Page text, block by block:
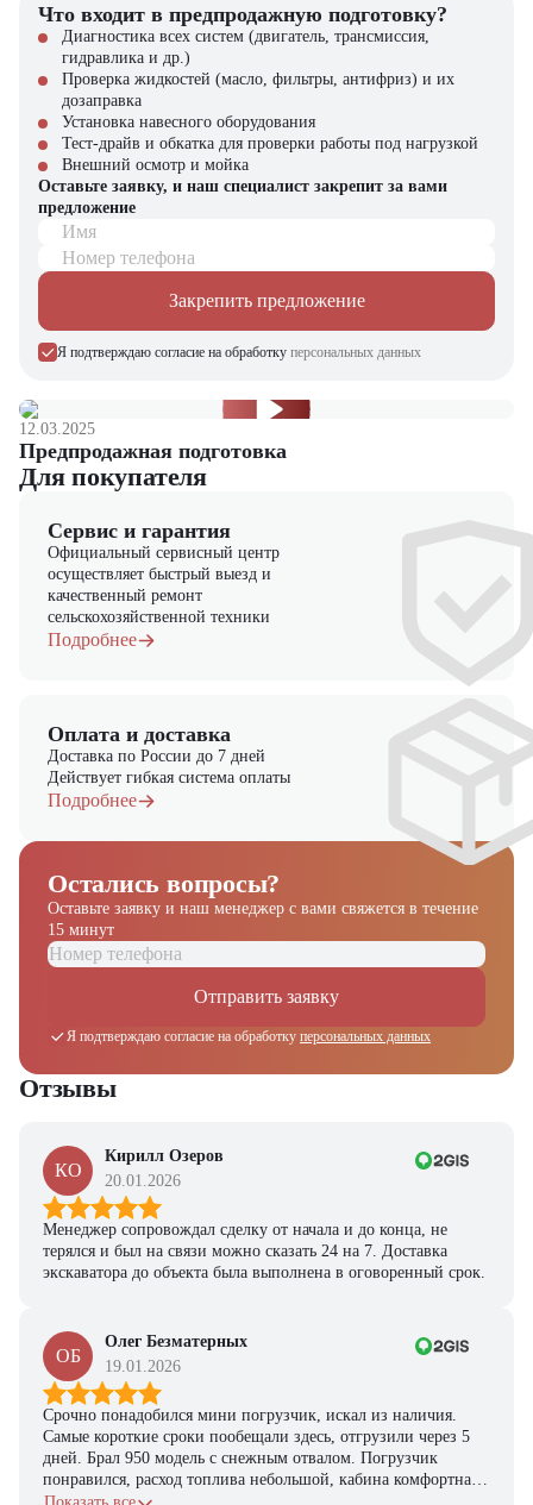
Оригинальные запчасти со склада
В каталоге «ЦТО» представлен полный модельный ряд Iveco, а
также:
Спецтехника для строительства
Вилочные и складские погрузчики
Навесное оборудование
Запасные части с гарантией
Выбирайте итальянское качество – выбирайте «ЦТО»!
Что входит в предпродажную подготовку?
Диагностика всех систем (двигатель, трансмиссия,
гидравлика и др.)
Проверка жидкостей (масло, фильтры, антифриз) и их
дозаправка
Установка навесного оборудования
Тест-драйв и обкатка для проверки работы под нагрузкой
Внешний осмотр и мойка
Оставьте заявку, и наш специалист закрепит за вами
предложение
Имя
Номер телефона
Закрепить предложение
Я подтверждаю согласие на обработку персональных данных
12.03.2025
Предпродажная подготовка
Для покупателя
Сервис и гарантия
Официальный сервисный центр
осуществляет быстрый выезд и
качественный ремонт
сельскохозяйственной техники
Подробнее
Оплата и доставка
Доставка по России до 7 дней
Действует гибкая система оплаты
Подробнее
Остались вопросы?
Оставьте заявку и наш менеджер с вами свяжется в течение
15 минут
Отправить заявку
Я подтверждаю согласие на обработку персональных данных
Отзывы
КО
Кирилл Озеров
20.01.2026
Менеджер сопровождал сделку от начала и до конца, не
терялся и был на связи можно сказать 24 на 7. Доставка
экскаватора до объекта была выполнена в оговоренный срок.
ОБ
Олег Безматерных
19.01.2026
Срочно понадобился мини погрузчик, искал из наличия.
Самые короткие сроки пообещали здесь, отгрузили через 5
дней. Брал 950 модель с снежным отвалом. Погрузчик
понравился, расход топлива небольшой, кабина комфортная,
с задачами справляется.
Получите выгодное
предложение на спецтехнику
из наличия!
Ответьте на несколько вопросов — мы предоставим
персональную подборку моделей и лучшие условия